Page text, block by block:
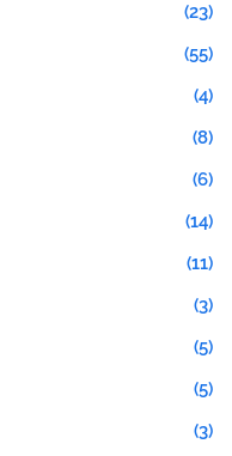
(23)
(55)
(4)
(8)
(6)
(14)
(11)
(3)
(5)
(5)
(3)